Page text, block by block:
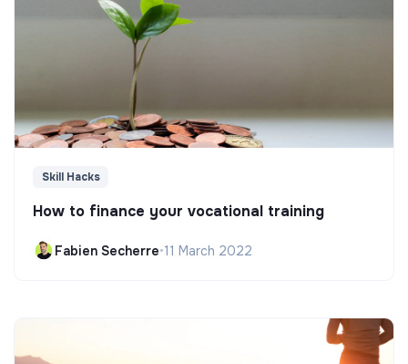
Skill Hacks
How to finance your vocational training
Fabien Secherre•11 March 2022